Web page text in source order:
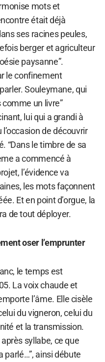
mots et
était déjà
ses racines peules,
berger et agriculteur
paysanne”.
le confinement
Souleymane, qui
un livre”
lui qui a grandi à
de découvrir
“Dans le timbre de sa
a commencé à
l’évidence va
les mots façonnent
Et en point d’orgue, la
de tout déployer.
oser l’emprunter
le temps est
La voix chaude et
l’âme. Elle cisèle
du vigneron, celui du
et la transmission.
syllabe, ce que
parlé…”, ainsi débute